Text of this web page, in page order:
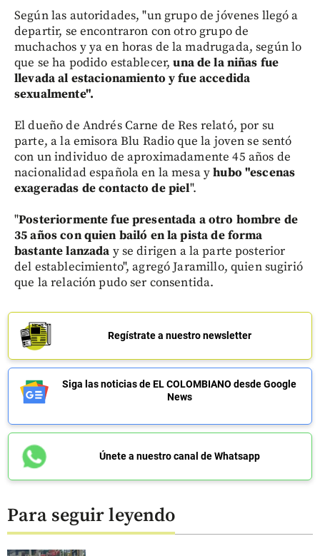
Según las autoridades, "un grupo de jóvenes llegó a
departir, se encontraron con otro grupo de
muchachos y ya en horas de la madrugada, según lo
que se ha podido establecer,una de la niñas fue
llevada al estacionamiento y fue accedida
sexualmente".
El dueño de Andrés Carne de Res relató, por su
parte, a la emisora Blu Radio que la joven se sentó
con un individuo de aproximadamente 45 años de
nacionalidad española en la mesa yhubo "escenas
exageradas de contacto de piel".
"Posteriormente fue presentada a otro hombre de
35 años con quien bailó en la pista de forma
bastante lanzada y se dirigen a la parte posterior
del establecimiento", agregó Jaramillo, quien sugirió
que la relación pudo ser consentida.
Regístrate a nuestro newsletter
Siga las noticias de EL COLOMBIANO desde Google
News
Únete a nuestro canal de Whatsapp
Para seguir leyendo